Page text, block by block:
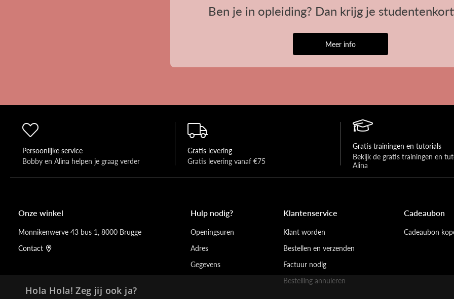
Ben je in opleiding? Dan krijg je
Meer info
Persoonlijke service
Bobby en Alina helpen je graag verder
Gratis levering
Gratis levering vanaf €75
Gratis trainingen en tutorials
Bekijk de gratis trainingen en
Alina
Onze winkel
Monnikenwerve 43 bus 1, 8000 Brugge
Contact
Hulp nodig?
Openingsuren
Adres
Gegevens
Klantenservice
Klant worden
Bestellen en verzenden
Factuur nodig
Bestelling annuleren
Cadeaubon
Cadeaubon
Hola Hola! Zeg jij ook ja?